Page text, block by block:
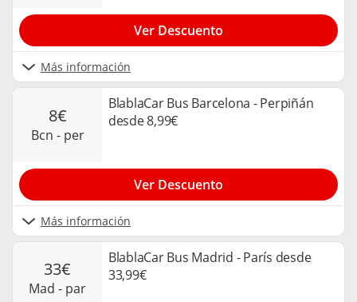
Más información
Ver Descuento
8€
bcn - per
BlablaCar Bus Barcelona - Perpiñán
desde 8,99€
Más información
Ver Descuento
33€
mad - par
BlablaCar Bus Madrid - París desde
33,99€